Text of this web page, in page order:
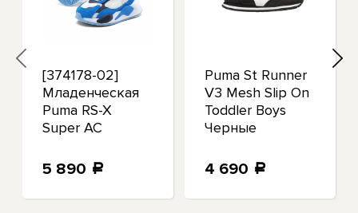
[374178-02]
Младенческая
Puma RS-X
Super AC
5 890 a
Puma St Runner
V3 Mesh Slip On
Toddler Boys
Черные
Повседневная
4 690 a